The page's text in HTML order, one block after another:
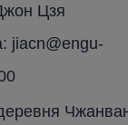
Цзя
jiacn@engu-